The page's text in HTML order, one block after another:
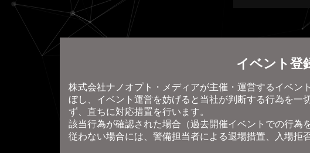
イベント登
株式会社ナノオプト・メディアが主催・運営するイベン
ぼし、イベント運営を妨げると当社が判断する行為を一
ず、直ちに対応措置を行います。
該当行為が確認された場合（過去開催イベントでの行為
従わない場合には、警備担当者による退場措置、入場拒